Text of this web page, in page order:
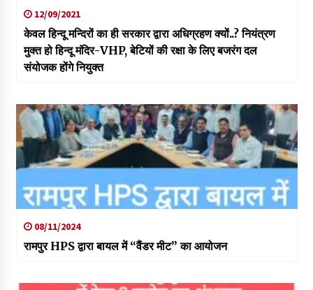
12/09/2021
केवल हिन्दू मन्दिरों का ही सरकार द्वारा अधिग्रहण क्यों..? नियंत्रण
मुक्त हो हिन्दू मंदिर-VHP, बेटियों की रक्षा के लिए बजरंग दल
संयोजक होंगे नियुक्त
08/11/2024
रामपुर HPS द्वारा बायल में “वैंडर मीट” का आयोजन